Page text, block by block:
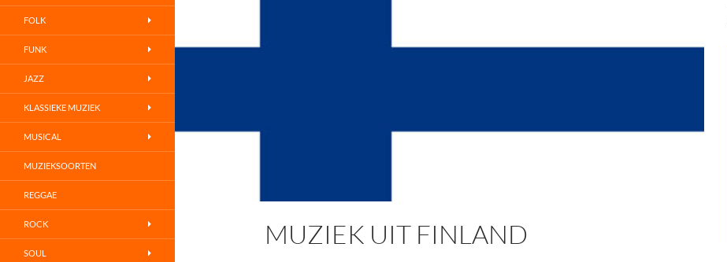
MUZIEK UIT FINLAND
FOLK
FUNK
JAZZ
KLASSIEKE MUZIEK
MUSICAL
MUZIEKSOORTEN
REGGAE
ROCK
SOUL